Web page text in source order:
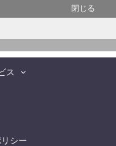
ス
シー